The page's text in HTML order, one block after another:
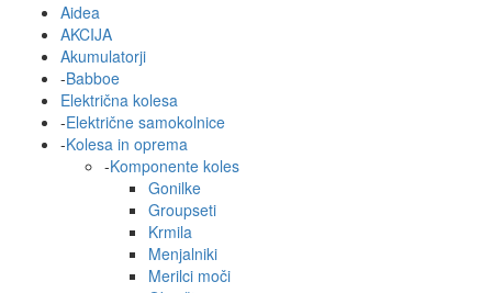
Aidea
AKCIJA
Akumulatorji
-Babboe
Električna kolesa
-Električne samokolnice
-Kolesa in oprema
-Komponente koles
Gonilke
Groupseti
Krmila
Menjalniki
Merilci moči